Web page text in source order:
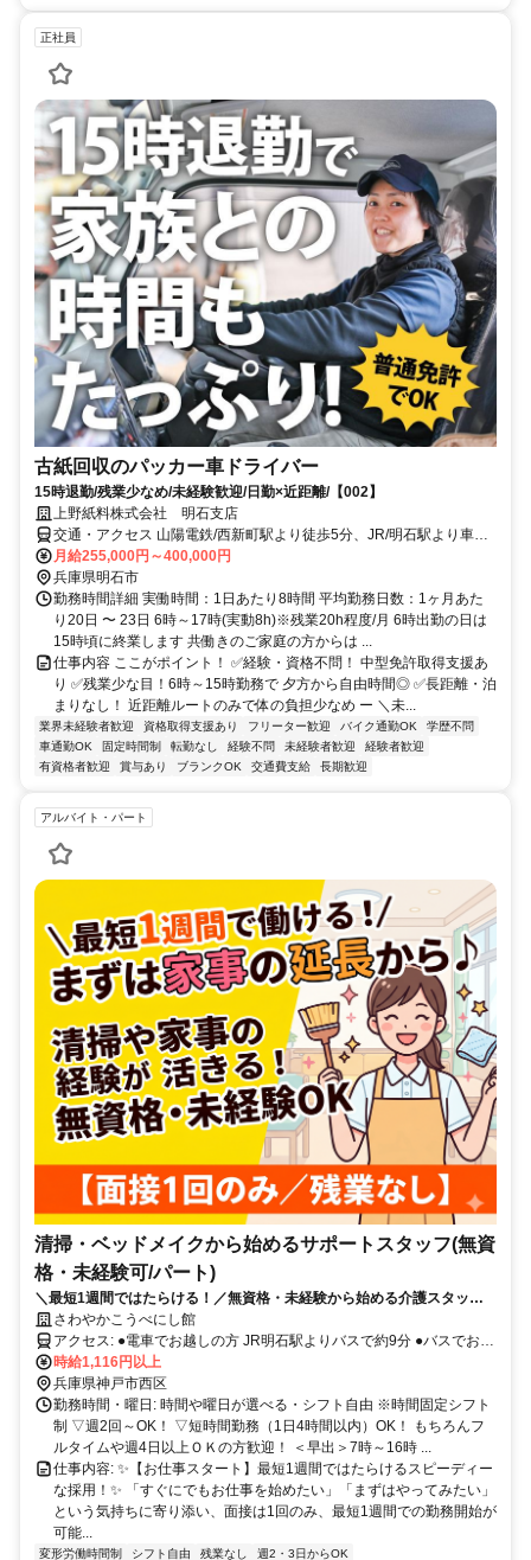
正社員
古紙回収のパッカー車ドライバー
15時退勤/残業少なめ/未経験歓迎/日勤×近距離/【002】
上野紙料株式会社 明石支店
交通・アクセス 山陽電鉄/西新町駅より徒歩5分、JR/明石駅より車で5
分
月給255,000円～400,000円
兵庫県明石市
勤務時間詳細 実働時間：1日あたり8時間 平均勤務日数：1ヶ月あた
り20日 〜 23日 6時～17時(実動8h)※残業20h程度/月 6時出勤の日は
15時頃に終業します 共働きのご家庭の方からは ...
仕事内容 ここがポイント！ ✅経験・資格不問！ 中型免許取得支援あ
り ✅残業少な目！6時～15時勤務で 夕方から自由時間◎ ✅長距離・泊
まりなし！ 近距離ルートのみで体の負担少なめ ー ＼未...
業界未経験者歓迎 資格取得支援あり フリーター歓迎 バイク通勤OK
学歴不問
車通勤OK
固定時間制 転勤なし 経験不問 未経験者歓迎
経験者歓迎
有資格者歓迎
賞与あり ブランクOK 交通費支給 長期歓迎
アルバイト・パート
清掃・ベッドメイクから始めるサポートスタッフ(無資
格・未経験可/パート)
＼最短1週間ではたらける！／無資格・未経験から始める介護スタッフ♪
週2日〜＆WワークもOK！
さわやかこうべにし館
アクセス: ●電車でお越しの方 JR明石駅よりバスで約9分 ●バスでお越
しの方 ヴェルデ玉津バス停より徒歩約2分 ════════════ ▶
車・バイク通勤OK（無料駐車場あり） ※ガソリン代支給（距離40キ
ロで最大2万円） ▶交通費実費支給（上限20,000円／月）
時給1,116円以上
兵庫県神戸市西区
勤務時間・曜日: 時間や曜日が選べる・シフト自由 ※時間固定シフト
制 ▽週2回～OK！ ▽短時間勤務（1日4時間以内）OK！ もちろんフ
ルタイムや週4日以上ＯＫの方歓迎！ ＜早出＞7時～16時 ...
仕事内容: ✨【お仕事スタート】最短1週間ではたらけるスピーディー
な採用！✨ 「すぐにでもお仕事を始めたい」「まずはやってみたい」
という気持ちに寄り添い、面接は1回のみ、最短1週間での勤務開始が
可能...
変形労働時間制 シフト自由 残業なし 週2・3日からOK